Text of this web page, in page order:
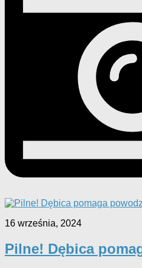
16 września, 2024
Pilne! Dębica